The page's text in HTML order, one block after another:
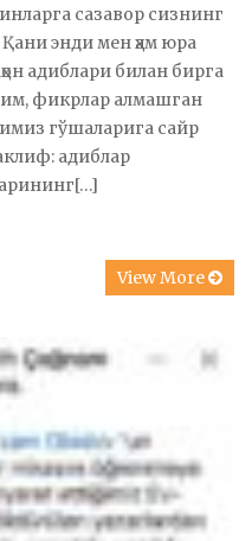
сазавор сизнинг
энди мен ҳам юра
адиблари билан бирга
фикрлар алмашган
гўшаларига сайр
адиблар
View More